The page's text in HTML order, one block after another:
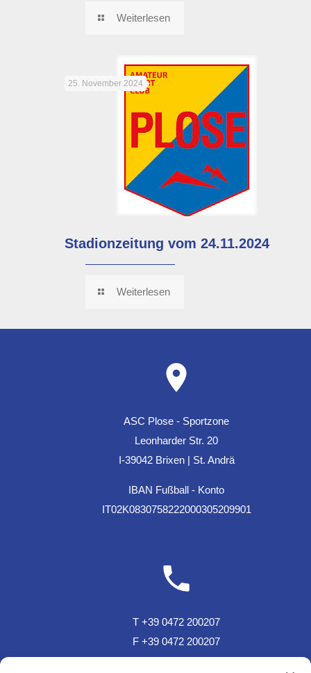
Weiterlesen
25. November 2024
Stadionzeitung vom 24.11.2024
Weiterlesen
ASC Plose - Sportzone
Leonharder Str. 20
I-39042 Brixen | St. Andrä
IBAN Fußball - Konto
IT02K0830758222000305209901
T +39 0472 200207
F +39 0472 200207
T Sportzone Bar +39 0472 850150